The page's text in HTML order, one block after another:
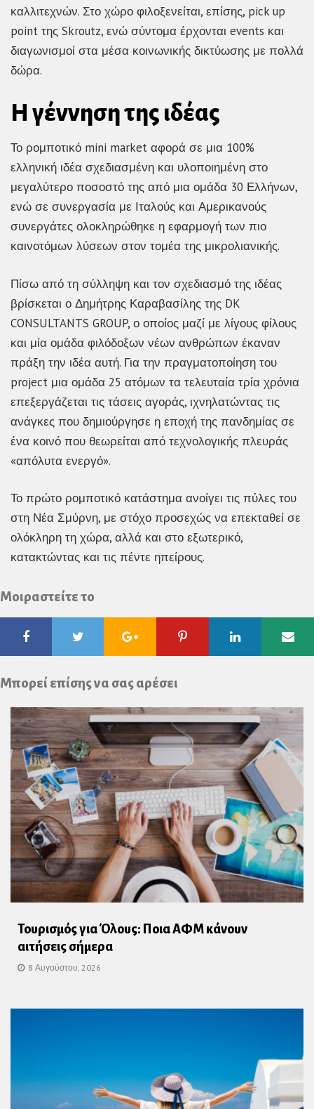
καλλιτεχνών. Στο χώρο φιλοξενείται, επίσης, pick up
point της Skroutz, ενώ σύντομα έρχονται events και
διαγωνισμοί στα μέσα κοινωνικής δικτύωσης με πολλά
δώρα.
Η γέννηση της ιδέας
Το ρομποτικό mini market αφορά σε μια 100%
ελληνική ιδέα σχεδιασμένη και υλοποιημένη στο
μεγαλύτερο ποσοστό της από μια ομάδα 30 Ελλήνων,
ενώ σε συνεργασία με Ιταλούς και Αμερικανούς
συνεργάτες ολοκληρώθηκε η εφαρμογή των πιο
καινοτόμων λύσεων στον τομέα της μικρολιανικής.
Πίσω από τη σύλληψη και τον σχεδιασμό της ιδέας
βρίσκεται ο Δημήτρης Καραβασίλης της DK
CONSULTANTS GROUP, ο οποίος μαζί με λίγους φίλους
και μία ομάδα φιλόδοξων νέων ανθρώπων έκαναν
πράξη την ιδέα αυτή. Για την πραγματοποίηση του
project μια ομάδα 25 ατόμων τα τελευταία τρία χρόνια
επεξεργάζεται τις τάσεις αγοράς, ιχνηλατώντας τις
ανάγκες που δημιούργησε η εποχή της πανδημίας σε
ένα κοινό που θεωρείται από τεχνολογικής πλευράς
«απόλυτα ενεργό».
Το πρώτο ρομποτικό κατάστημα ανοίγει τις πύλες του
στη Νέα Σμύρνη, με στόχο προσεχώς να επεκταθεί σε
ολόκληρη τη χώρα, αλλά και στο εξωτερικό,
κατακτώντας και τις πέντε ηπείρους.
Μοιραστείτε το
FacebookTwitter Google
Plus
Pinterest Linkedin
Μπορεί επίσης να σας αρέσει
Τουρισμός για Όλους: Ποια ΑΦΜ κάνουν
αιτήσεις σήμερα
8 Αυγούστου, 2026